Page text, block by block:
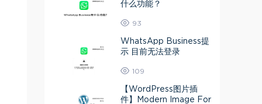
什么功能？
93
WhatsApp Business提
示 目前无法登录
109
【WordPress图片插
件】Modern Image For